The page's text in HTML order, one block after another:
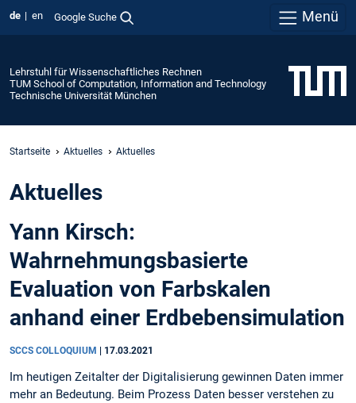
de en Google Suche Menü
Lehrstuhl für Wissenschaftliches Rechnen
TUM School of Computation, Information and Technology
Technische Universität München
Startseite Aktuelles Aktuelles
Aktuelles
Yann Kirsch:
Wahrnehmungsbasierte
Evaluation von Farbskalen
anhand einer Erdbebensimulation
SCCS COLLOQUIUM 17.03.2021
Im heutigen Zeitalter der Digitalisierung gewinnen Daten immer
mehr an Bedeutung. Beim Prozess Daten besser verstehen zu